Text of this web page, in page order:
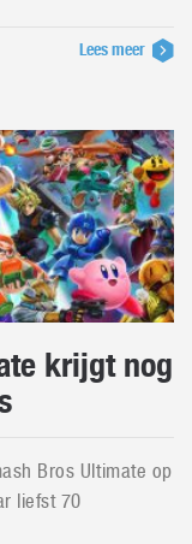
Lees meer
krijgt nog
Bros Ultimate op
liefst 70